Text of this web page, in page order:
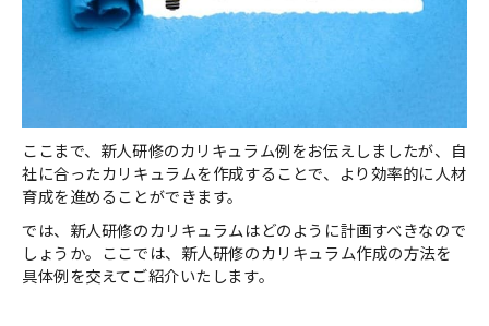
ここまで、新人研修のカリキュラム例をお伝えしましたが、自
社に合ったカリキュラムを作成することで、より効率的に人材
育成を進めることができます。
では、新人研修のカリキュラムはどのように計画すべきなので
しょうか。ここでは、新人研修のカリキュラム作成の方法を
具体例を交えてご紹介いたします。